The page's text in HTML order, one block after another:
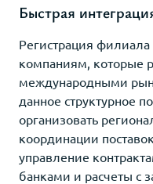
Быстрая
Регистрация
компаниям, которые
международными
данное структурное
организовать
координации
управление
банками и расчеты с